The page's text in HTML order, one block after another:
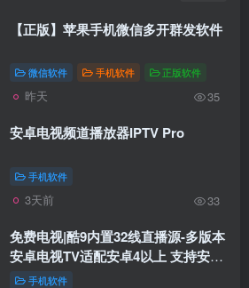
【正版】苹果手机微信多开群发软件
微信软件 手机软件 正版软件
昨天 35
安卓电视频道播放器IPTV Pro
手机软件
3天前 33
免费电视|酷9内置32线直播源-多版本
安卓电视TV适配安卓4以上 支持安卓
TV手机平板等
手机软件